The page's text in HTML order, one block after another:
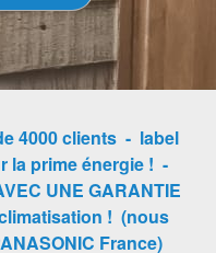
4000 clients - label
la prime énergie ! -
UNE GARANTIE
! (nous
France)